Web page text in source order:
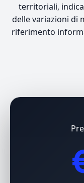
territoriali,
delle variazioni di
riferimento